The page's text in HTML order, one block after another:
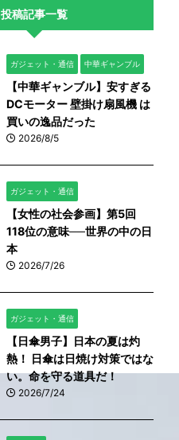
投稿記事一覧
ガジェット・通信 中華ギャンブル
【中華ギャンブル】安すぎる
DCモーター 壁掛け扇風機 は
買いの逸品だった
2026/8/5
ガジェット・通信
【女性の社会参画】第5回
118位の意味──世界の中の日
本
2026/7/26
ガジェット・通信
【日傘男子】日本の夏は灼
熱！ 日傘は日焼け対策ではな
い。命を守る道具だ！
2026/7/24